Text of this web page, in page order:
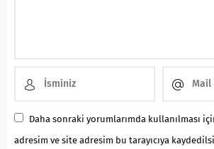
Daha sonraki yorumlarımda kullanılması
adresim ve site adresim bu tarayıcıya